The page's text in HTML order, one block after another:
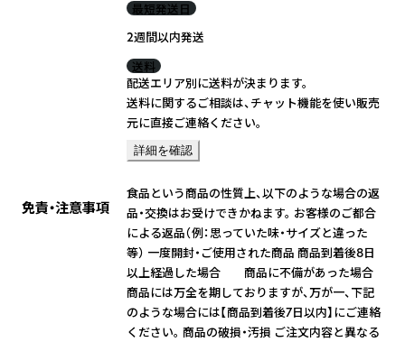
最短発送日
2週間以内発送
送料
配送エリア別に送料が決まります。
送料に関するご相談は、チャット機能を使い販売
元に直接ご連絡ください。
詳細を確認
免責・注意事項
食品という商品の性質上、以下のような場合の返
品・交換はお受けできかねます。 お客様のご都合
による返品（例：思っていた味・サイズと違った
等） 一度開封・ご使用された商品 商品到着後8日
以上経過した場合 商品に不備があった場合
商品には万全を期しておりますが、万が一、下記
のような場合には【商品到着後7日以内】にご連絡
ください。 商品の破損・汚損 ご注文内容と異なる